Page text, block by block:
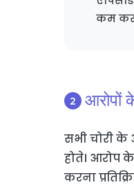
कम
आरोपों
सभी चोरी
होते। आरोप
करना